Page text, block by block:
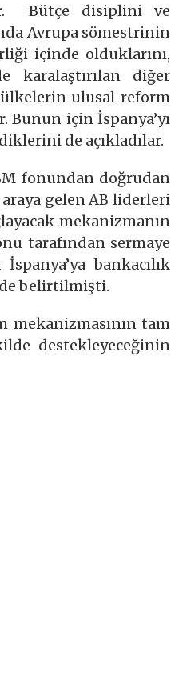
Bütçe disiplini ve
Avrupa sömestrinin
içinde olduklarını,
karalaştırılan diğer
ülkelerin ulusal reform
Bunun için İspanya’yı
de açıkladılar.
fonundan doğrudan
gelen AB liderleri
mekanizmanın
tarafından sermaye
bankacılık
de belirtilmişti.
mekanizmasının tam
destekleyeceğinin